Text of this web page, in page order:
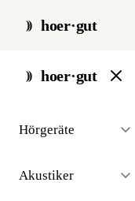
hoer·gut
hoer·gut
Hörgeräte
Akustiker
start / ratgeber /
finden